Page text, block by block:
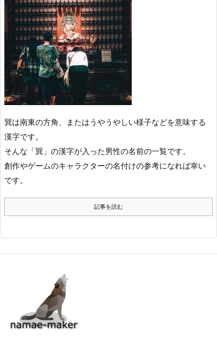
巽は南東の方角、またはうやうやしい様子などを意味する
漢字です。
そんな「巽」の漢字が入った男性の名前の一覧です。
創作やゲームのキャラクターの名付けの参考になれば幸い
です。
記事を読む